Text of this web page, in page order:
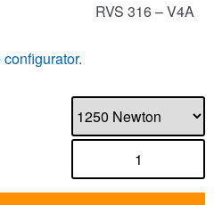
RVS 316 – V4A
configurator.